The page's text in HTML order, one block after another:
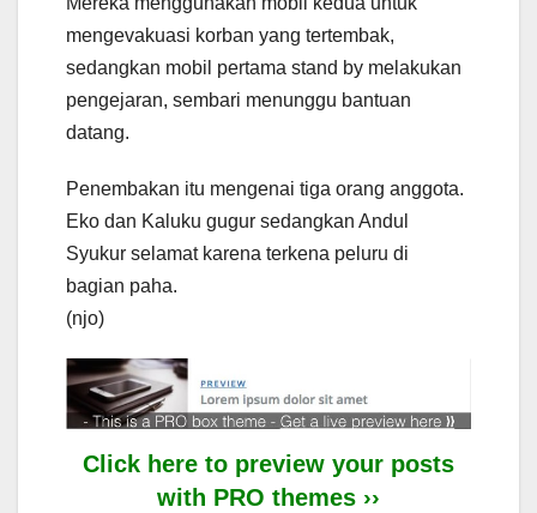
mengevakuasi korban yang tertembak,
sedangkan mobil pertama stand by melakukan
pengejaran, sembari menunggu bantuan
datang.
Penembakan itu mengenai tiga orang anggota.
Eko dan Kaluku gugur sedangkan Andul
Syukur selamat karena terkena peluru di
bagian paha.
(njo)
Click here to preview your posts
with PRO themes ››